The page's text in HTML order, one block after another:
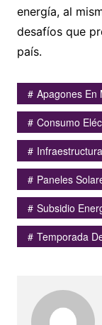
energía, al
desafíos que
país.
Apagones En
Consumo
Paneles
Subsidio
Temporada